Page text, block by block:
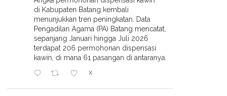
di Kabupaten Batang kembali
menunjukkan tren peningkatan. Data
Pengadilan Agama (PA) Batang mencatat,
sepanjang Januari hingga Juli 2026
terdapat 206 permohonan dispensasi
kawin, di mana 61 pasangan di antaranya.
X